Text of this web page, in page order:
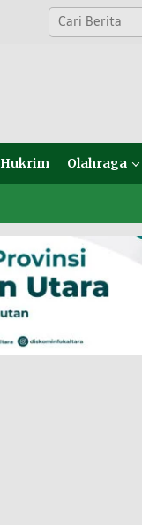
Hukrim Olahraga